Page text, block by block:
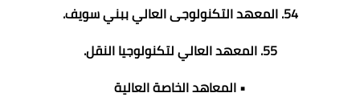
54. المعهد التكنولوجى العالي ببني سويف.
55. المعهد العالي لتكنولوجيا النقل.
• المعاهد الخاصة العالية